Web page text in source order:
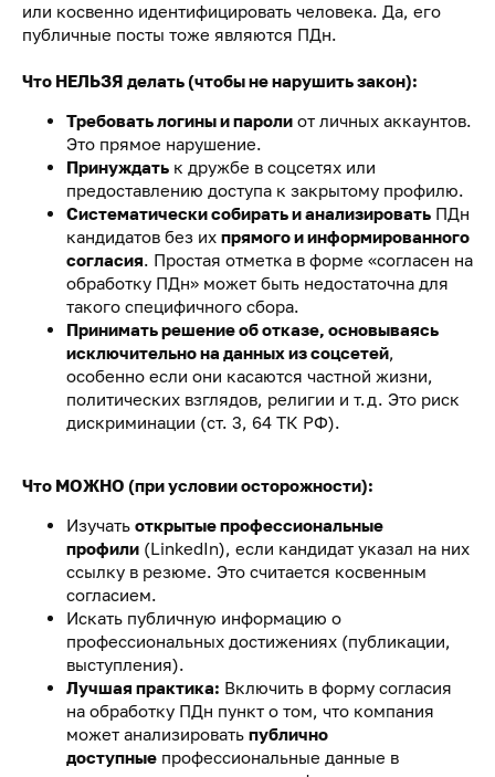
или косвенно идентифицировать человека. Да, его
публичные посты тоже являются ПДн.
Что НЕЛЬЗЯ делать (чтобы не нарушить закон):
Требовать логины и пароли от личных аккаунтов.
Это прямое нарушение.
Принуждать к дружбе в соцсетях или
предоставлению доступа к закрытому профилю.
Систематически собирать и анализировать ПДн
кандидатов без их прямого и информированного
согласия. Простая отметка в форме «согласен на
обработку ПДн» может быть недостаточна для
такого специфичного сбора.
Принимать решение об отказе, основываясь
исключительно на данных из соцсетей,
особенно если они касаются частной жизни,
политических взглядов, религии и т.д. Это риск
дискриминации (ст. 3, 64 ТК РФ).
Что МОЖНО (при условии осторожности):
Изучать открытые профессиональные
профили (LinkedIn), если кандидат указал на них
ссылку в резюме. Это считается косвенным
согласием.
Искать публичную информацию о
профессиональных достижениях (публикации,
выступления).
Лучшая практика: Включить в форму согласия
на обработку ПДн пункт о том, что компания
может анализировать публично
доступные профессиональные данные в